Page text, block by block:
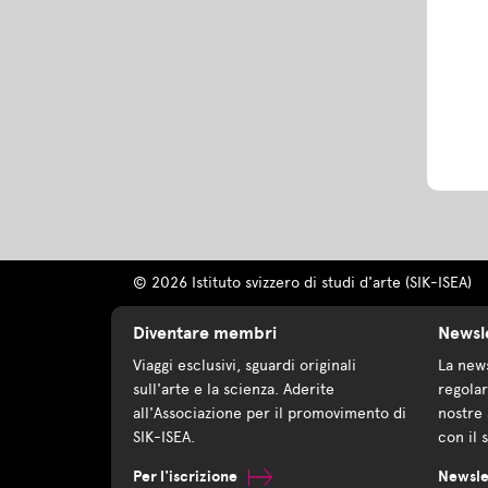
© 2026 Istituto svizzero di studi d'arte (SIK-ISEA)
Diventare membri
Viaggi esclusivi, sguardi originali
sull'arte e la scienza. Aderite
all'Associazione per il promovimento di
SIK-ISEA.
Per l'iscrizione
La
nostre
con il